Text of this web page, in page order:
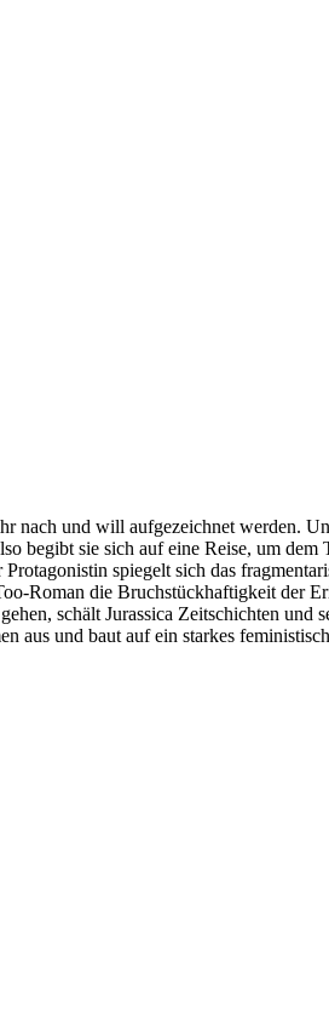
nach und will aufgezeichnet werden.
begibt sie sich auf eine Reise, um
spiegelt sich das
Roman die Bruchstückhaftigkeit der
schält Jurassica Zeitschichten
aus und baut auf ein starkes